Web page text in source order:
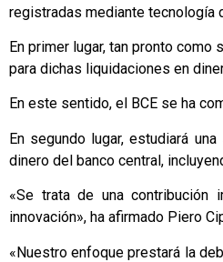
registradas mediante tecnología
En primer lugar, tan pronto
para dichas liquidaciones en
En este sentido, el BCE se ha
En segundo lugar, estudiará
dinero del banco central,
«Se trata de una contribución
innovación», ha afirmado Piero
«Nuestro enfoque prestará la